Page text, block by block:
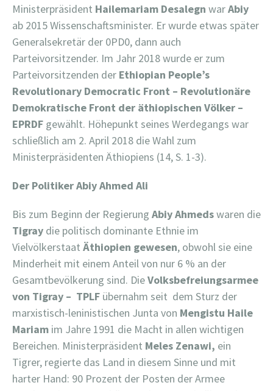
Ministerpräsident Hailemariam Desalegn warAbiy
ab 2015 Wissenschaftsminister. Er wurde etwas später
Generalsekretär der 0PD0, dann auch
Parteivorsitzender. Im Jahr 2018 wurde er zum
Parteivorsitzenden der Ethiopian People’s
Revolutionary Democratic Front – Revolutionäre
Demokratische Front der äthiopischen Völker –
EPRDF gewählt. Höhepunkt seines Werdegangs war
schließlich am 2. April 2018 die Wahl zum
Ministerpräsidenten Äthiopiens (14, S. 1-3).
Der Politiker Abiy Ahmed Ali
Bis zum Beginn der Regierung Abiy Ahmedswaren die
Tigray die politisch dominante Ethnie im
Vielvölkerstaat Äthiopien gewesen, obwohl sie eine
Minderheit mit einem Anteil von nur 6 % an der
Gesamtbevölkerung sind. DieVolksbefreiungsarmee
von Tigray – TPLF übernahm seit dem Sturz der
marxistisch-leninistischen Junta von Mengistu Haile
Mariam im Jahre 1991 die Macht in allen wichtigen
Bereichen. Ministerpräsident Meles Zenawi, ein
Tigrer, regierte das Land in diesem Sinne und mit
harter Hand: 90 Prozent der Posten der Armee